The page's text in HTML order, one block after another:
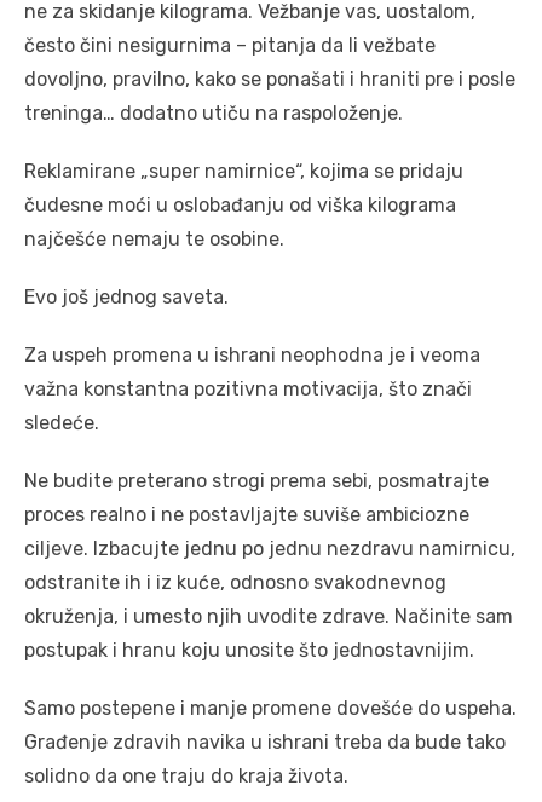
ne za skidanje kilograma. Vežbanje vas, uostalom,
često čini nesigurnima – pitanja da li vežbate
dovoljno, pravilno, kako se ponašati i hraniti pre i posle
treninga… dodatno utiču na raspoloženje.
Reklamirane „super namirnice“, kojima se pridaju
čudesne moći u oslobađanju od viška kilograma
najčešće nemaju te osobine.
Evo još jednog saveta.
Za uspeh promena u ishrani neophodna je i veoma
važna konstantna pozitivna motivacija, što znači
sledeće.
Ne budite preterano strogi prema sebi, posmatrajte
proces realno i ne postavljajte suviše ambiciozne
ciljeve. Izbacujte jednu po jednu nezdravu namirnicu,
odstranite ih i iz kuće, odnosno svakodnevnog
okruženja, i umesto njih uvodite zdrave. Načinite sam
postupak i hranu koju unosite što jednostavnijim.
Samo postepene i manje promene dovešće do uspeha.
Građenje zdravih navika u ishrani treba da bude tako
solidno da one traju do kraja života.